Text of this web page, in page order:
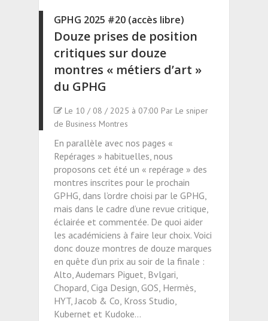
GPHG 2025 #20 (accès libre)
Douze prises de position
critiques sur douze
montres « métiers d’art »
du GPHG
Le 10 / 08 / 2025 à 07:00 Par Le sniper
de Business Montres
En parallèle avec nos pages «
Repérages » habituelles, nous
proposons cet été un « repérage » des
montres inscrites pour le prochain
GPHG, dans l’ordre choisi par le GPHG,
mais dans le cadre d’une revue critique,
éclairée et commentée. De quoi aider
les académiciens à faire leur choix. Voici
donc douze montres de douze marques
en quête d’un prix au soir de la finale :
Alto, Audemars Piguet, Bvlgari,
Chopard, Ciga Design, GOS, Hermès,
HYT, Jacob & Co, Kross Studio,
Kubernet et Kudoke…